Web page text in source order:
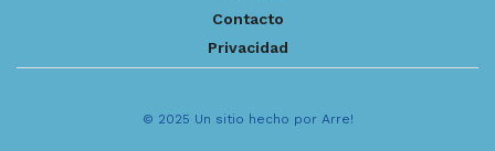
Contacto
Privacidad
© 2025 Un sitio hecho por Arre!